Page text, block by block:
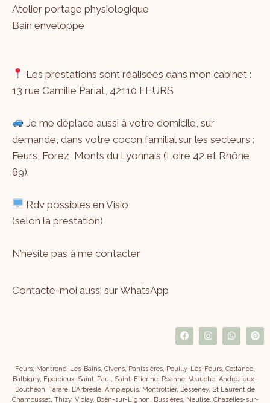
Atelier portage physiologique
Bain enveloppé
Les prestations sont réalisées dans mon cabinet :
13 rue Camille Pariat, 42110 FEURS
Je me déplace aussi à votre domicile, sur
demande, dans votre cocon familial sur les secteurs :
Feurs, Forez, Monts du Lyonnais (Loire 42 et Rhône
69).
Rdv possibles en Visio
(selon la prestation)
N’hésite pas à me contacter
Contacte-moi aussi sur WhatsApp
Feurs, Montrond-Les-Bains, Civens, Panissières, Pouilly-Lès-Feurs, Cottance,
Balbigny, Epercieux-Saint-Paul, Saint-Etienne, Roanne, Veauche, Andrézieux-
Bouthéon, Tarare, L’Arbresle, Amplepuis, Montrottier, Besseney, St Laurent de
Chamousset, Thizy, Violay, Boën-sur-Lignon, Bussières, Neulise, Chazelles-sur-